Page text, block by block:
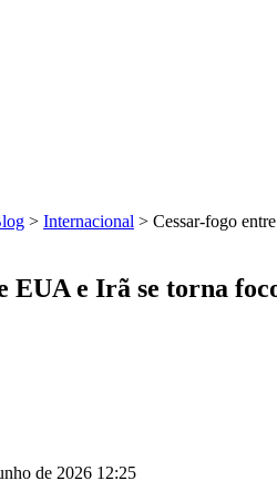
> Internacional > Cessar-fogo
EUA e Irã se torna
de 2026 12:25